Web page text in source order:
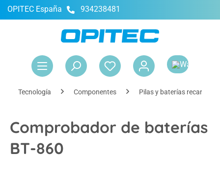
principal
OPITEC España 934238481
Tecnología Componentes Pilas y baterías
Comprobador de baterías
BT-860